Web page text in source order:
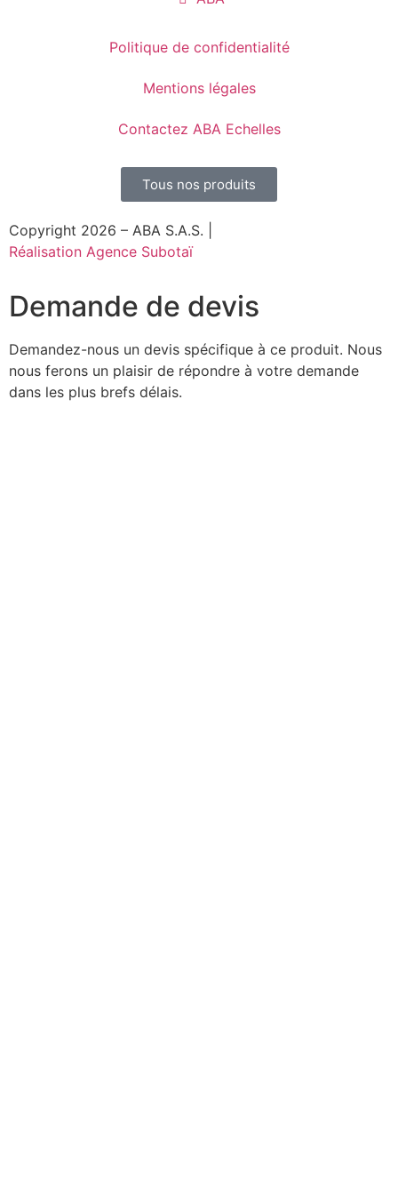
Politique de confidentialité
Mentions légales
Contactez ABA Echelles
Tous nos produits
Copyright 2026 – ABA S.A.S. |
Réalisation Agence Subotaï
Demande de devis
Demandez-nous un devis spécifique à ce produit. Nous
nous ferons un plaisir de répondre à votre demande
dans les plus brefs délais.